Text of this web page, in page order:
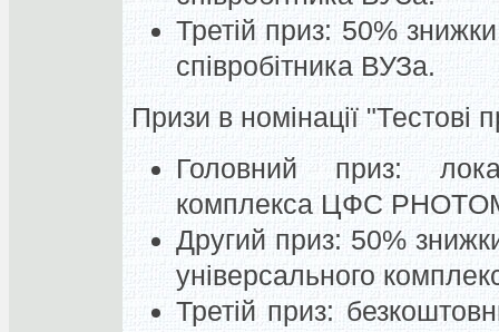
Третій приз: 50%
співробітника ВУЗа.
Призи в номінації "Тестові
Головний приз:
комплекса ЦФС
Другий приз: 50%
універсального
Третій приз: